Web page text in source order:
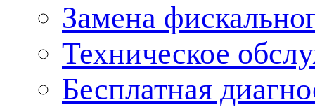
Замена
Техническое
Бесплатная